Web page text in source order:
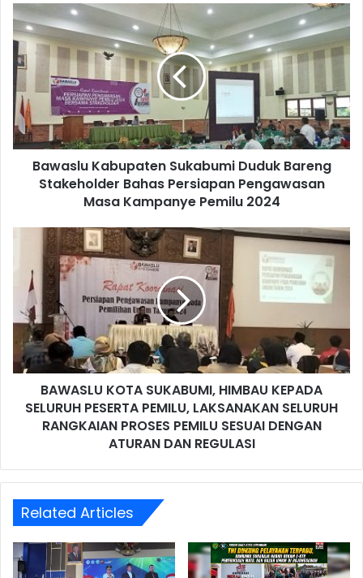
Bawaslu Kabupaten Sukabumi Duduk Bareng
Stakeholder Bahas Persiapan Pengawasan
Masa Kampanye Pemilu 2024
BAWASLU KOTA SUKABUMI, HIMBAU KEPADA
SELURUH PESERTA PEMILU, LAKSANAKAN SELURUH
RANGKAIAN PROSES PEMILU SESUAI DENGAN
ATURAN DAN REGULASI
Related Articles